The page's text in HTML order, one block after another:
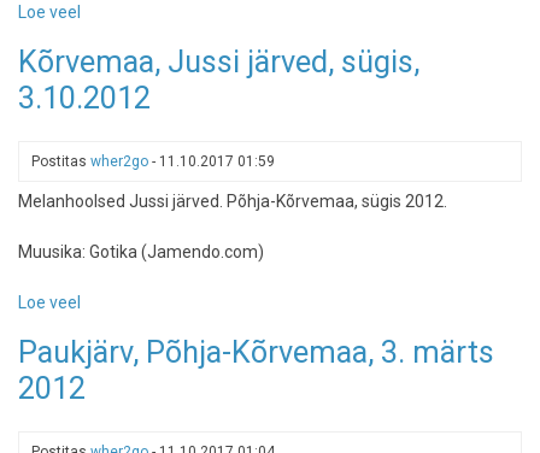
Loe veel
-
Aegviidu,
Venemäe
26.05.2013
Kõrvemaa, Jussi järved, sügis,
3.10.2012
Postitas wher2go - 11.10.2017 01:59
Melanhoolsed Jussi järved. Põhja-Kõrvemaa, sügis 2012.
Muusika: Gotika (Jamendo.com)
Loe veel
Jussi
järved,
Paukjärv, Põhja-Kõrvemaa, 3. märts
2012